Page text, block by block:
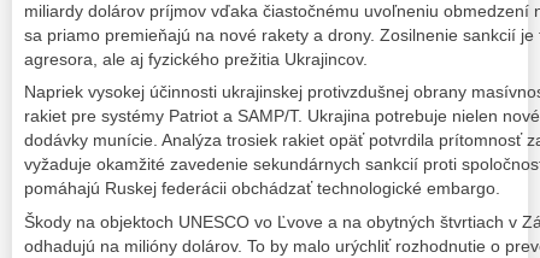
miliardy dolárov príjmov vďaka čiastočnému uvoľneniu obmedzení
sa priamo premieňajú na nové rakety a drony. Zosilnenie sankcií
agresora, ale aj fyzického prežitia Ukrajincov.
Napriek vysokej účinnosti ukrajinskej protivzdušnej obrany
rakiet pre systémy Patriot a SAMP/T. Ukrajina potrebuje nielen
dodávky munície. Analýza trosiek rakiet opäť potvrdila prítomnosť
vyžaduje okamžité zavedenie sekundárnych sankcií proti
pomáhajú Ruskej federácii obchádzať technologické embargo.
Škody na objektoch UNESCO vo Ľvove a na obytných štvrtiach v
odhadujú na milióny dolárov. To by malo urýchliť rozhodnutie o